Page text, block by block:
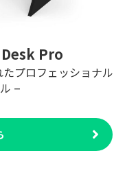
Pro
プロフェッショナル
–